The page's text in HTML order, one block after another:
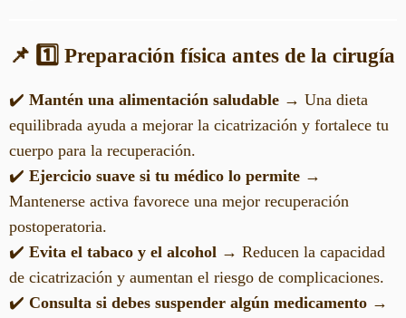
📌 1️⃣ Preparación física antes de la cirugía
✔️ Mantén una alimentación saludable → Una dieta
equilibrada ayuda a mejorar la cicatrización y fortalece tu
cuerpo para la recuperación.
✔️ Ejercicio suave si tu médico lo permite →
Mantenerse activa favorece una mejor recuperación
postoperatoria.
✔️ Evita el tabaco y el alcohol → Reducen la capacidad
de cicatrización y aumentan el riesgo de complicaciones.
✔️ Consulta si debes suspender algún medicamento →